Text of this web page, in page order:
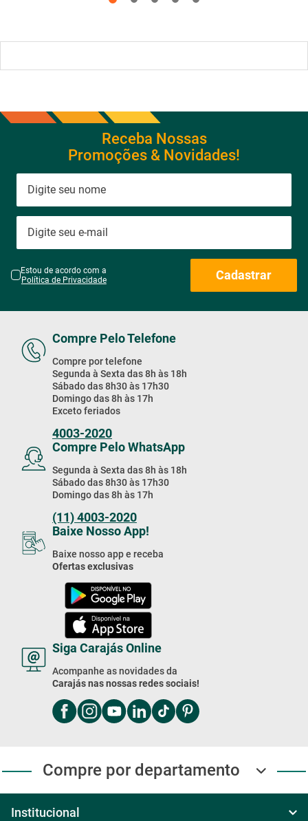
Receba Nossas
Promoções & Novidades!
Estou de acordo com a
Política de Privacidade
Cadastrar
Compre Pelo Telefone
Compre por telefone
Segunda à Sexta das 8h às 18h
Sábado das 8h30 às 17h30
Domingo das 8h às 17h
Exceto feriados
4003-2020
Compre Pelo WhatsApp
Segunda à Sexta das 8h às 18h
Sábado das 8h30 às 17h30
Domingo das 8h às 17h
(11) 4003-2020
Baixe Nosso App!
Baixe nosso app e receba
Ofertas exclusivas
Siga Carajás Online
Acompanhe as novidades da
Carajás nas nossas redes sociais!
Compre por departamento
Institucional